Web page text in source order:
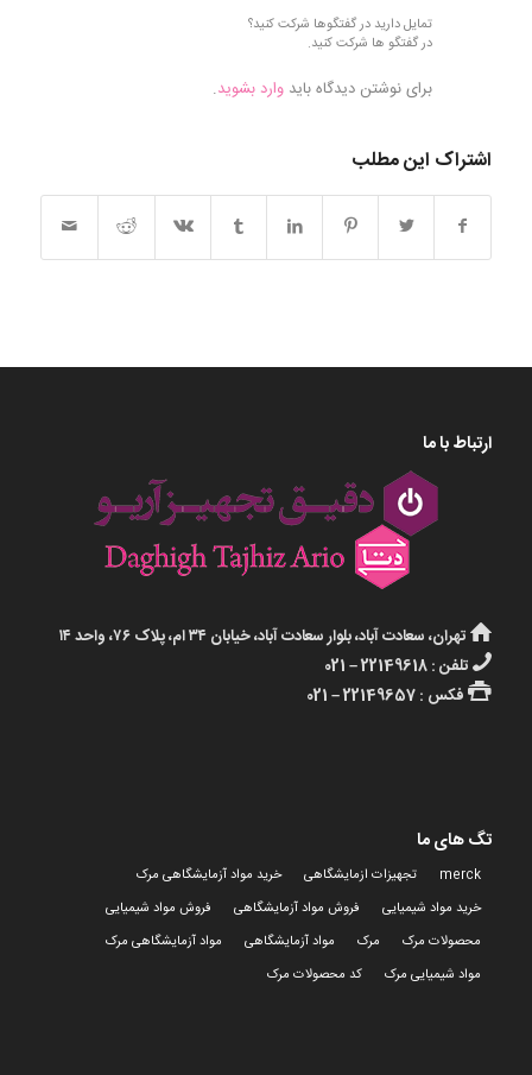
تمایل دارید در گفتگوها شرکت کنید؟
در گفتگو ها شرکت کنید.
برای نوشتن دیدگاه باید وارد بشوید.
اشتراک این مطلب
ارتباط با ما
تهران، سعادت آباد، بلوار سعادت آباد، خیابان ۳۴ ام، پلاک ۷۶، واحد ۱۴
تلفن : 22149618 – 021
فکس : 22149657 – 021
تگ های ما
merck تجهیزات ازمایشگاهی
خرید مواد آزمایشگاهی مرک
خرید مواد شیمیایی
فروش مواد آزمایشگاهی
فروش مواد شیمیایی
محصولات مرک
مرک مواد آزمایشگاهی
مواد آزمایشگاهی مرک
مواد شیمیایی مرک
کد محصولات مرک